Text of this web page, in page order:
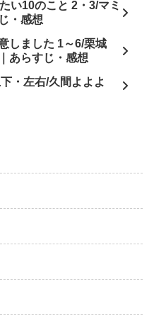
い10のこと 2・3/マミ
・感想
しました 1～6/栗城
あらすじ・感想
・左右/久間よよよ